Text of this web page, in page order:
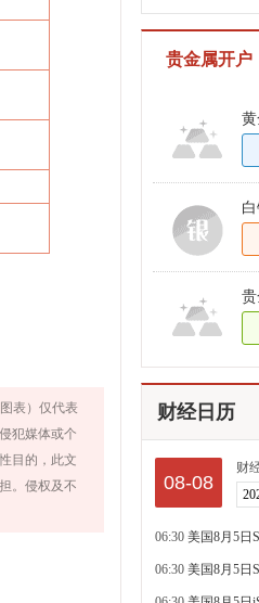
表）仅代表
犯媒体或个
目的，此文
。侵权及不
贵金属开户
财经日历
08-08
财
06:30 美国8月5日
日更新吨
06:30 美国8月5日